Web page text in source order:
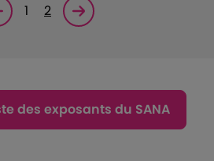
précédente
1 2 Page suivante<
des exposants du SANA